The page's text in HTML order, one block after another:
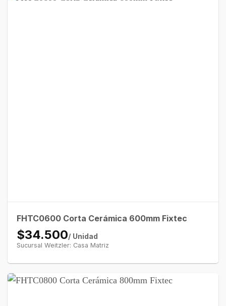
FHTC0600 Corta Cerámica 600mm Fixtec
$34.500/ Unidad
Sucursal Weitzler: Casa Matriz